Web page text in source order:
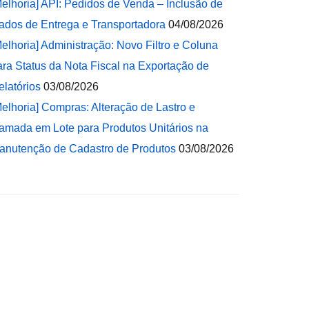
API: Pedidos de Venda – Inclusão de
de Entrega e Transportadora 04/08/2026
Administração: Novo Filtro e Coluna
Status da Nota Fiscal na Exportação de
03/08/2026
Compras: Alteração de Lastro e
em Lote para Produtos Unitários na
de Cadastro de Produtos 03/08/2026